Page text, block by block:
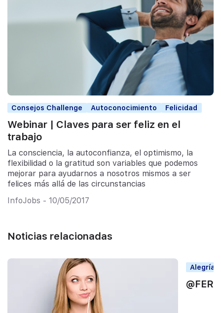
Consejos Challenge Autoconocimiento Felicidad
Webinar | Claves para ser feliz en el
trabajo
La consciencia, la autoconfianza, el optimismo, la
flexibilidad o la gratitud son variables que podemos
mejorar para ayudarnos a nosotros mismos a ser
felices más allá de las circunstancias
InfoJobs - 10/05/2017
Noticias relacionadas
Alegrías